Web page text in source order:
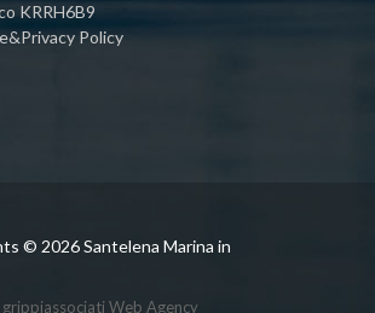
KRRH6B9
Policy
© 2026 Santelena Marina in
grippiassociati Web Agency